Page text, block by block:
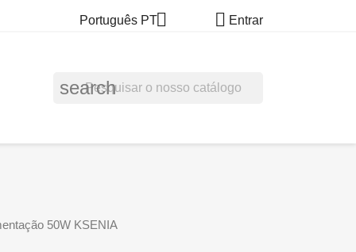
Português PT  Entrar
search
50W KSENIA